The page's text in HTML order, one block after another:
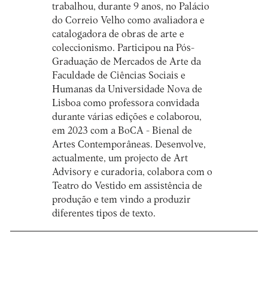
trabalhou, durante 9 anos, no Palácio
do Correio Velho como avaliadora e
catalogadora de obras de arte e
coleccionismo. Participou na Pós-
Graduação de Mercados de Arte da
Faculdade de Ciências Sociais e
Humanas da Universidade Nova de
Lisboa como professora convidada
durante várias edições e colaborou,
em 2023 com a BoCA - Bienal de
Artes Contemporâneas. Desenvolve,
actualmente, um projecto de Art
Advisory e curadoria, colabora com o
Teatro do Vestido em assistência de
produção e tem vindo a produzir
diferentes tipos de texto.